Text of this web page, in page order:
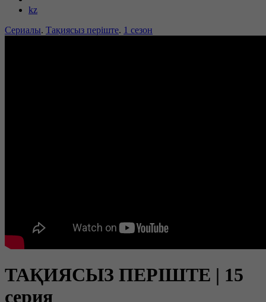
kz
Сериалы. Тақиясыз періште. 1 сезон
ТАҚИЯСЫЗ ПЕРІШТЕ | 15
серия